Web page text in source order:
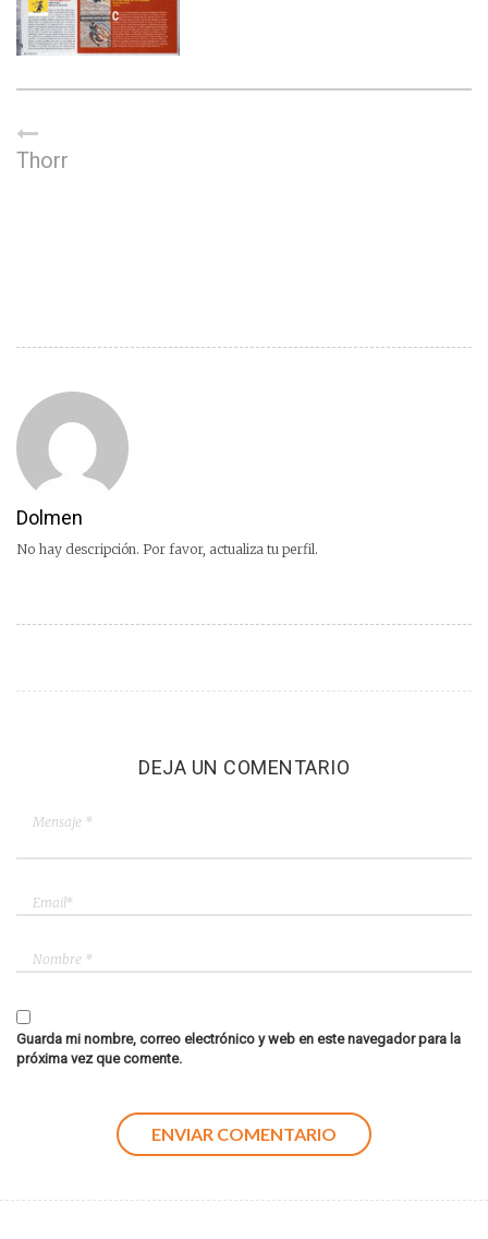
Thorr
Dolmen
No hay descripción. Por favor, actualiza tu perfil.
DEJA UN COMENTARIO
Guarda mi nombre, correo electrónico y web en este navegador para la
próxima vez que comente.